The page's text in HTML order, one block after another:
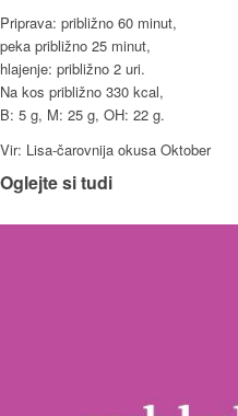
Priprava: približno 60 minut,
peka približno 25 minut,
hlajenje: približno 2 uri.
Na kos približno 330 kcal,
B: 5 g, M: 25 g, OH: 22 g.
Vir: Lisa-čarovnija okusa Oktober
Oglejte si tudi